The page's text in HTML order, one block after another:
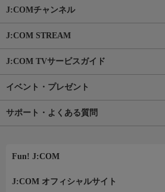
J:COMチャンネル
J:COM STREAM
J:COM TVサービスガイド
イベント・プレゼント
サポート・よくある質問
Fun! J:COM
J:COM オフィシャルサイト